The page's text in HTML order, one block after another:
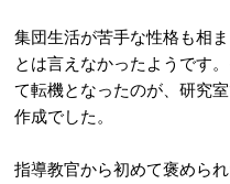
集団生活が苦手な性格も相
とは言えなかったようです。
て転機となったのが、研究
作成でした。
指導教官から初めて褒めら